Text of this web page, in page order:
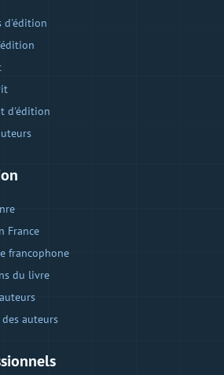
d'édition
d'édition
France
francophone
du livre
auteurs